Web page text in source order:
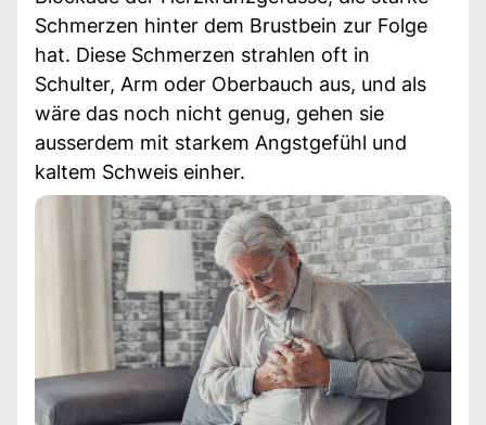
Schmerzen hinter dem Brustbein zur Folge
hat. Diese Schmerzen strahlen oft in
Schulter, Arm oder Oberbauch aus, und als
wäre das noch nicht genug, gehen sie
ausserdem mit starkem Angstgefühl und
kaltem Schweis einher.